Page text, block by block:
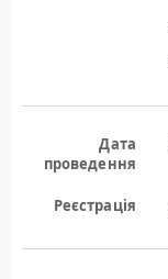
Дата
проведення
Реєстрація